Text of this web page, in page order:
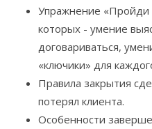
Упражнение «Пройди
которых - умение
договариваться,
«ключики» для
Правила закрытия
потерял клиента.
Особенности